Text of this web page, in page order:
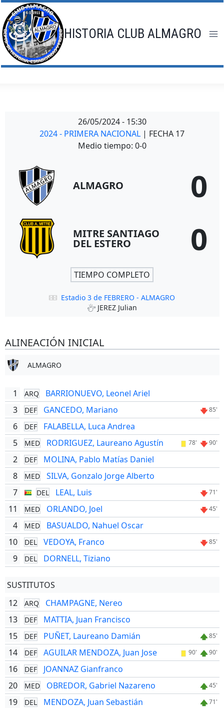
Saltar
al
contenido
HISTORIA CLUB ALMAGRO
26/05/2024 - 15:30
2024 - PRIMERA NACIONAL | FECHA 17
Medio tiempo: 0-0
ALMAGRO 0
MITRE SANTIAGO
DEL ESTERO 0
TIEMPO COMPLETO
Estadio 3 de FEBRERO - ALMAGRO
JEREZ Julian
ALINEACIÓN INICIAL
ALMAGRO
1 ARQ
BARRIONUEVO, Leonel Ariel
3
DEF GANCEDO, Mariano 85'
6 DEF
FALABELLA, Luca Andrea
5
MED RODRIGUEZ, Laureano Agustín 78' 90'
2 DEF
MOLINA, Pablo Matías Daniel
8
MED
SILVA, Gonzalo Jorge Alberto
7
DEL LEAL, Luis 71'
11 MED ORLANDO, Joel 45'
4 MED
BASUALDO, Nahuel Oscar
10
DEL VEDOYA, Franco 85'
9 DEL DORNELL, Tiziano
SUSTITUTOS
12
ARQ
CHAMPAGNE, Nereo
13
DEF
MATTIA, Juan Francisco
15
DEF PUÑET, Laureano Damián 85'
14 DEF AGUILAR MENDOZA, Juan Jose 90' 90'
16 DEF
JOANNAZ Gianfranco
20
MED OBREDOR, Gabriel Nazareno 45'
19 DEL MENDOZA, Juan Sebastián 71'